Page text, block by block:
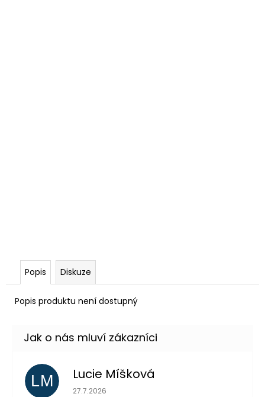
Popis Diskuze
Popis produktu není dostupný
LM Lucie Míšková
Hodnocení obchodu je 5 z 5 hvězdiček.
27.7.2026